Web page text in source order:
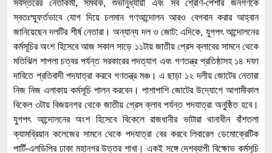
সর্বস্তরের নেতাকর্মী, সমর্থক, শুভানুধ্যায়ী এবং সব শ্রেণি-পেশার জনগণকে
স্বতঃস্ম্ফূর্তভাবে যোগ দিয়ে চলমান গণআন্দোলন আরও বেগবান করার আহ্বান
জানিয়েছেন দলটির শীর্ষ নেতারা। অন্যান্য দল ও জোট: এদিকে, যুগপৎ আন্দোলনের
কর্মসূচির অংশ হিসেবে আজ সকাল সাড়ে ১১টায় জাতীয় প্রেস ক্লাবের সামনে থেকে
মতিঝিল শাপলা চত্বর পর্যন্ত সরকারের পদত্যাগ এবং গণতন্ত্র প্রতিষ্ঠাসহ ১৪ দফা
দাবিতে প্রতিবাদী পদযাত্রা করবে গণতন্ত্র মঞ্চ। এ ছাড়া ১২ দলীয় জোটের নেতারা
নিজ নিজ এলাকায় কর্মসূচি পালন করবেন। পাশাপাশি জোটের উদ্যোগে আগামীকাল
বিকেল ৩টায় বিজয়নগর থেকে জাতীয় প্রেস ক্লাব পর্যন্ত পদযাত্রা অনুষ্ঠিত হবে।
যুগপৎ আন্দোলনের অংশ হিসেবে বিকেলে রাজধানীর ভাটারা থানাধীন বাঁশতলা
ক্যামব্রিয়ান কলেজের সামনে থেকে পদযাত্রা বের করবে লিবারেল ডেমোক্রেটিক
পার্টি-এলডিপির ঢাকা মহানগর উত্তর শাখা। একই সঙ্গে দেশব্যাপী বিক্ষোভ কর্মসূচি